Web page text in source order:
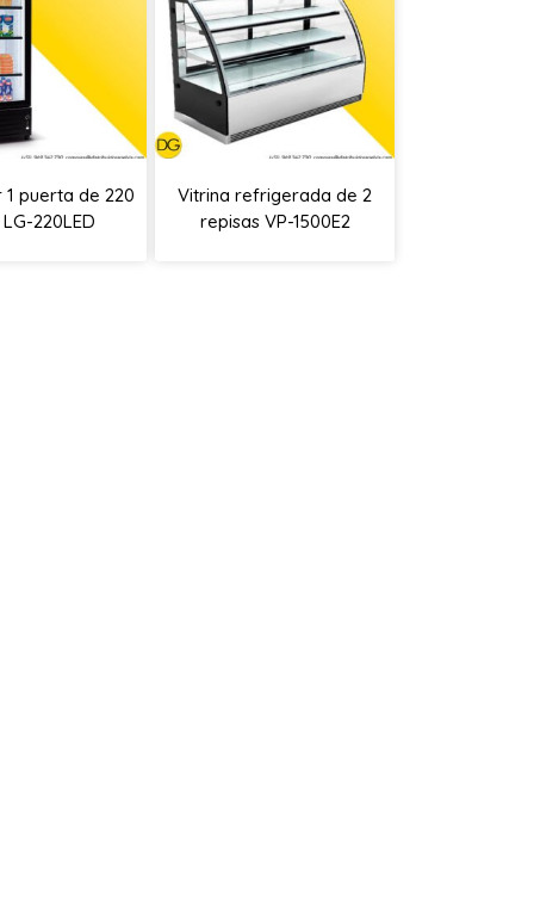
puerta de 220
220LED
Vitrina refrigerada de 2
repisas VP-1500E2